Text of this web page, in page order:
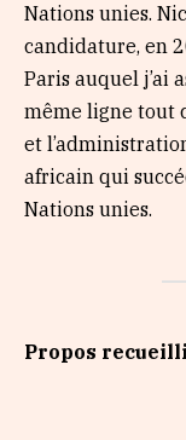
Nations unies.
candidature, en
Paris auquel j’ai
même ligne tout
et
africain qui
Nations unies.
Propos